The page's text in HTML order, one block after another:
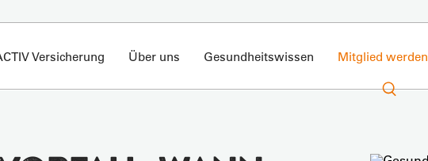
Versicherung Über uns Gesundheitswissen Mitglied werden